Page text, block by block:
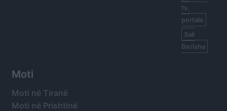
tv,
portale
Sali
Berisha
Moti
Moti në Tiranë
Moti në Prishtinë